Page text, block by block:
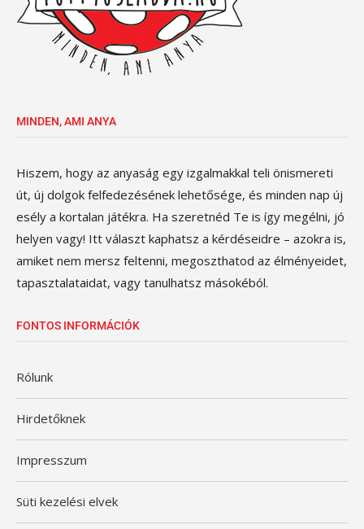
MINDEN, AMI ANYA
Hiszem, hogy az anyaság egy izgalmakkal teli önismereti
út, új dolgok felfedezésének lehetősége, és minden nap új
esély a kortalan játékra. Ha szeretnéd Te is így megélni, jó
helyen vagy! Itt választ kaphatsz a kérdéseidre – azokra is,
amiket nem mersz feltenni, megoszthatod az élményeidet,
tapasztalataidat, vagy tanulhatsz másokéból.
FONTOS INFORMÁCIÓK
Rólunk
Hirdetőknek
Impresszum
Süti kezelési elvek